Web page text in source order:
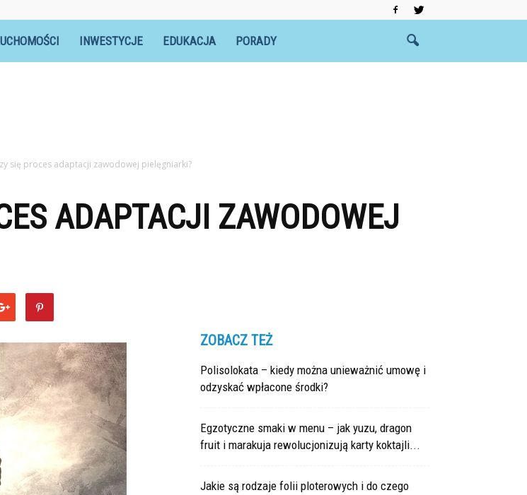
INWESTYCJE EDUKACJA PORADY
się proces adaptacji zawodowej pielęgniarki?
ADAPTACJI ZAWODOWEJ
ZOBACZ TEŻ
Polisolokata – kiedy można unieważnić umowę i
odzyskać wpłacone środki?
Egzotyczne smaki w menu – jak yuzu, dragon
fruit i marakuja rewolucjonizują karty koktajli...
Jakie są rodzaje folii ploterowych i do czego